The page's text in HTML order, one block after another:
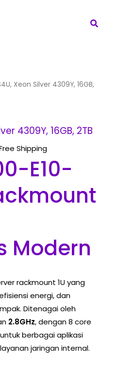
Search
Xeon Silver 4309Y, 16GB,
4309Y, 16GB, 2TB
171,000,000.
Shipping
E10-
Modern
rackmount 1U yang
energi, dan
Ditenagai oleh
2.8GHz, dengan 8 core
berbagai aplikasi
jaringan internal.